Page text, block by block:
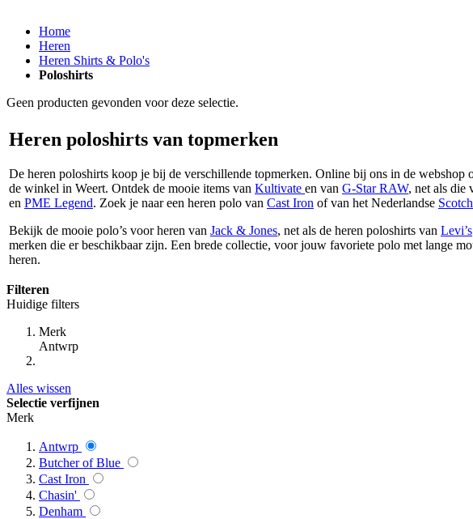
Home
Heren
Heren Shirts & Polo's
Poloshirts
Geen producten gevonden voor deze selectie.
Heren poloshirts van topmerken
De heren poloshirts koop je bij de verschillende topmerken. Online bij ons in de webshop
de winkel in Weert. Ontdek de mooie items van Kultivate en van G-Star RAW, net als die
en PME Legend. Zoek je naar een heren polo van Cast Iron of van het Nederlandse
Bekijk de mooie polo’s voor heren van Jack & Jones, net als de heren poloshirts van Levi’s
merken die er beschikbaar zijn. Een brede collectie, voor jouw favoriete polo met lange
heren.
Filteren
Huidige filters
Merk
Antwrp
Alles wissen
Selectie verfijnen
Merk
Antwrp
Butcher of Blue
Cast Iron
Chasin'
Denham